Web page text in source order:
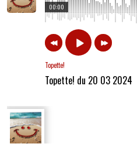
00:00
Topette!
Topette! du 20 03 2024